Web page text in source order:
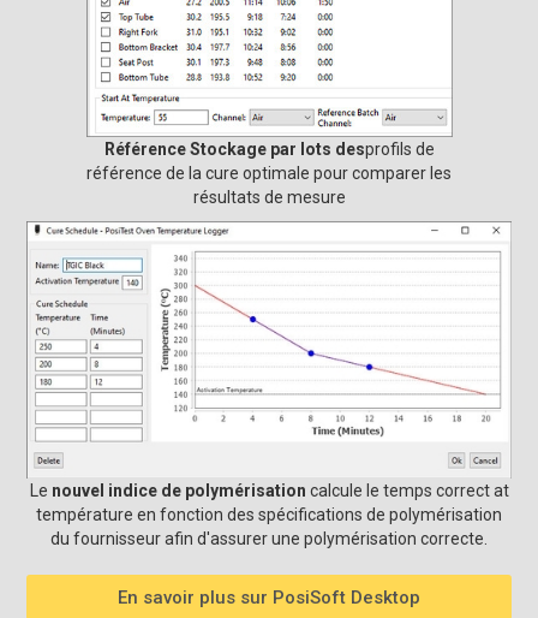
Référence Stockage par lots desprofils de
référence de la cure optimale pour comparer les
résultats de mesure
Le nouvel indice de polymérisation calcule le temps correct at
température en fonction des spécifications de polymérisation
du fournisseur afin d'assurer une polymérisation correcte.
En savoir plus sur PosiSoft Desktop